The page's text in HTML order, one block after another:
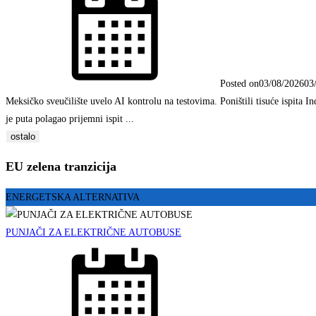
Posted on03/08/2026
Meksičko sveučilište uvelo AI kontrolu na testovima. Poništili tisuće ispita
je puta polagao prijemni ispit ...
ostalo
EU zelena tranzicija
ENERGETSKA ALTERNATIVA
PUNJAČI ZA ELEKTRIČNE AUTOBUSE